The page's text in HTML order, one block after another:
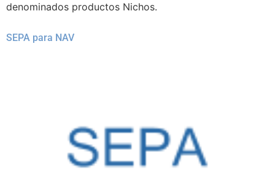
denominados productos Nichos.
SEPA para NAV